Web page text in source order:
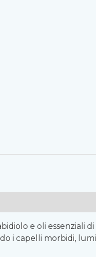
e oli
i capelli morbidi,